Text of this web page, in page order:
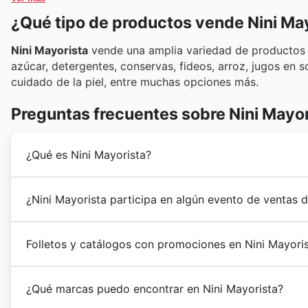
¿Qué tipo de productos vende Nini
Nini Mayorista vende una amplia variedad de
azúcar, detergentes, conservas, fideos, arroz, jugos en
cuidado de la piel, entre muchas opciones más.
Preguntas frecuentes sobre Nini
¿Qué es Nini Mayorista?
un almacén situado en el Barrio Cementerio de dicha
Con el pasar de los años y después de un arduo
había posicionado como un Centro de Compras
Actualmente,
Nini Mayorista
cuenta con una flota
demorando los pedidos 24 horas para llegar a La
¿Nini Mayorista participa en algún evento de ventas
año. Nuestro sitio te permite explorar fácilmente sus
especiales están disponibles antes de ir. Estate
Día del Padre
Navidad Año Nuevo, y también las
ofertas especiales para el regreso a clases y durante
Folletos y catálogos con promociones en Nini
consumo masivo. En sucatálogo Niniencontrarás
¿Qué marcas puedo encontrar en Nini Mayorista?